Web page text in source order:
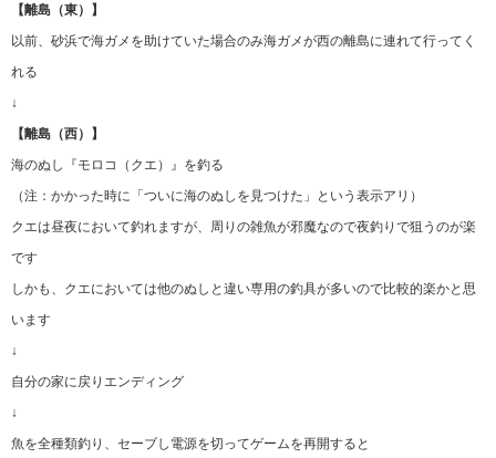
【離島（東）】
以前、砂浜で海ガメを助けていた場合のみ海ガメが西の離島に連れて行ってく
れる
↓
【離島（西）】
海のぬし『モロコ（クエ）』を釣る
（注：かかった時に「ついに海のぬしを見つけた」という表示アリ）
クエは昼夜において釣れますが、周りの雑魚が邪魔なので夜釣りで狙うのが楽
です
しかも、クエにおいては他のぬしと違い専用の釣具が多いので比較的楽かと思
います
↓
自分の家に戻りエンディング
↓
魚を全種類釣り、セーブし電源を切ってゲームを再開すると